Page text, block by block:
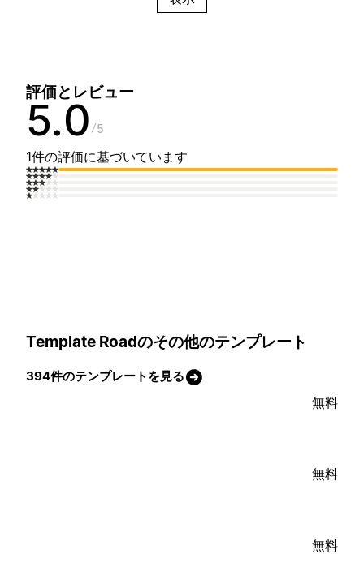
評価とレビュー
5.0 5
1件の評価に基づいています
Template Roadのその他のテンプレート
394件のテンプレートを見る
無料
無料
無料